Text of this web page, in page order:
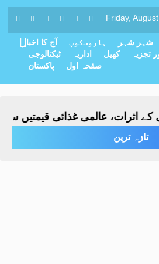
Friday,
آج کا اخبار ہاروسکوپ شہر شہر
ٹیکنالوجی
اداریہ کھیل تجزیہ
پاکستان
صفحہ اول
اثرات، عالمی غذائی قیمتیں
تازہ ترین